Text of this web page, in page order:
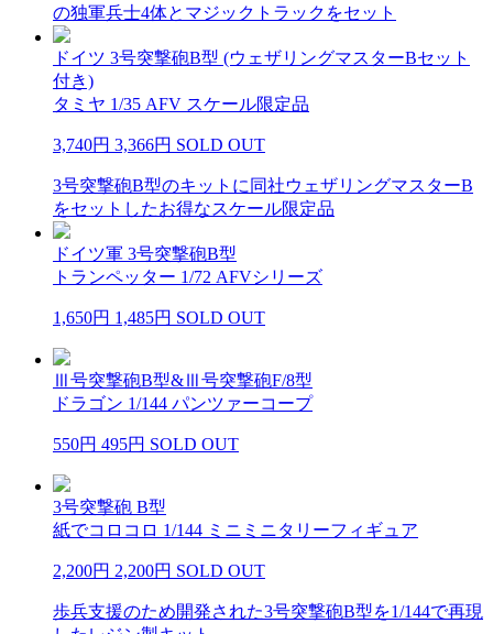
の独軍兵士4体とマジックトラックをセット
ドイツ 3号突撃砲B型 (ウェザリングマスターBセット
付き)
タミヤ 1/35 AFV スケール限定品
3,740円 3,366円 SOLD OUT
3号突撃砲B型のキットに同社ウェザリングマスターB
をセットしたお得なスケール限定品
ドイツ軍 3号突撃砲B型
トランペッター 1/72 AFVシリーズ
1,650円 1,485円 SOLD OUT
Ⅲ号突撃砲B型&Ⅲ号突撃砲F/8型
ドラゴン 1/144 パンツァーコープ
550円 495円 SOLD OUT
3号突撃砲 B型
紙でコロコロ 1/144 ミニミニタリーフィギュア
2,200円 2,200円 SOLD OUT
歩兵支援のため開発された3号突撃砲B型を1/144で再現